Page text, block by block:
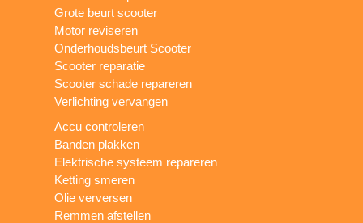
Grote beurt scooter
Motor reviseren
Onderhoudsbeurt Scooter
Scooter reparatie
Scooter schade repareren
Verlichting vervangen
Accu controleren
Banden plakken
Elektrische systeem repareren
Ketting smeren
Olie verversen
Remmen afstellen